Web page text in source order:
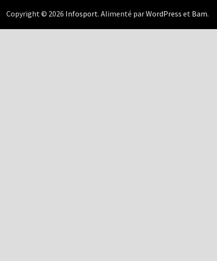
Copyright © 2026 Infosport. Alimenté parWordPress et Bam.